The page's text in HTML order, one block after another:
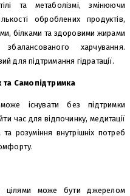
та метаболізмі, змінюючи
оброблених продуктів,
білками та здоровими жирами
харчування.
для підтримання гідратації.
Самопідтримка
існувати без підтримки
час для відпочинку, медитації
розуміння внутрішніх потреб
цілями може бути джерелом